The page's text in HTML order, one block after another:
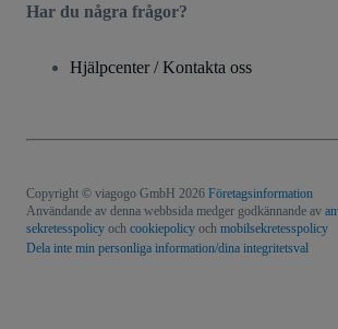
Har du några frågor?
Hjälpcenter / Kontakta oss
Copyright © viagogo GmbH 2026 Företagsinformation
Användande av denna webbsida medger godkännande av
sekretesspolicy och cookiepolicy och mobilsekretesspolicy
Dela inte min personliga information/dina integritetsval